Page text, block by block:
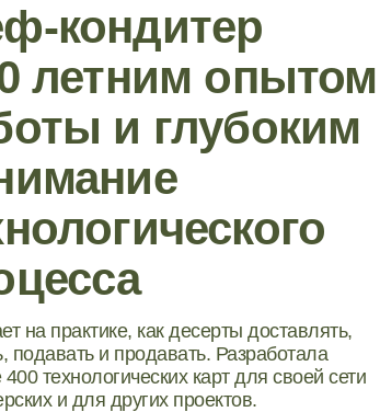
на практике, как десерты доставлять,
подавать и продавать. Разработала
технологических карт для своей сети
и для других проектов.
кондитер
летним опытом
и глубоким